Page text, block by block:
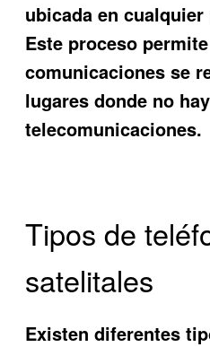
ubicada en
Este proceso
comunicaciones se
lugares donde no
telecomunicaciones.
Tipos de
satelitales
Existen diferentes